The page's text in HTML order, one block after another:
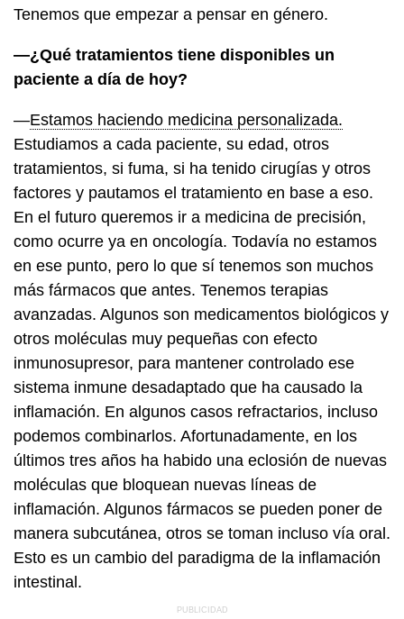
Tenemos que empezar a pensar en género.
—¿Qué tratamientos tiene disponibles un
paciente a día de hoy?
—Estamos haciendo medicina personalizada.
Estudiamos a cada paciente, su edad, otros
tratamientos, si fuma, si ha tenido cirugías y otros
factores y pautamos el tratamiento en base a eso.
En el futuro queremos ir a medicina de precisión,
como ocurre ya en oncología. Todavía no estamos
en ese punto, pero lo que sí tenemos son muchos
más fármacos que antes. Tenemos terapias
avanzadas. Algunos son medicamentos biológicos y
otros moléculas muy pequeñas con efecto
inmunosupresor, para mantener controlado ese
sistema inmune desadaptado que ha causado la
inflamación. En algunos casos refractarios, incluso
podemos combinarlos. Afortunadamente, en los
últimos tres años ha habido una eclosión de nuevas
moléculas que bloquean nuevas líneas de
inflamación. Algunos fármacos se pueden poner de
manera subcutánea, otros se toman incluso vía oral.
Esto es un cambio del paradigma de la inflamación
intestinal.